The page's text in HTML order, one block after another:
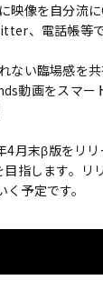
映像を自分流
、電話帳等
ない臨場感を
動画をスマー
月末β版をリリ
指します。リ
予定です。